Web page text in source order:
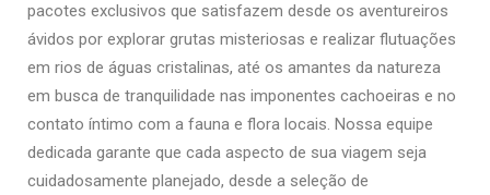
pacotes exclusivos que satisfazem desde os aventureiros
ávidos por explorar grutas misteriosas e realizar flutuações
em rios de águas cristalinas, até os amantes da natureza
em busca de tranquilidade nas imponentes cachoeiras e no
contato íntimo com a fauna e flora locais. Nossa equipe
dedicada garante que cada aspecto de sua viagem seja
cuidadosamente planejado, desde a seleção de